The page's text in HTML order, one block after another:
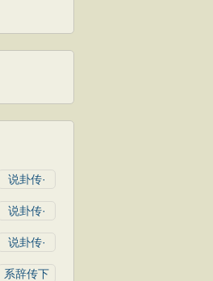
说卦传·
说卦传·
说卦传·
系辞传下